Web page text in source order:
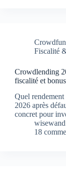
Fiscalité
Crowdlending
fiscalité et bonus
Quel
2026 après
concret pour
18